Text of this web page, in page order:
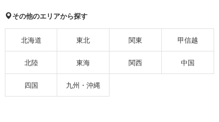
その他のエリアから探す
北海道 東北 関東 甲信越
北陸 東海 関西 中国
四国 九州・沖縄